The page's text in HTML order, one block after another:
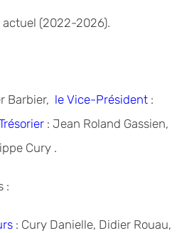
actuel (2022-2026).
Barbier, le Vice-Président :
: Jean Roland Gassien,
Cury .
:
: Cury Danielle, Didier Rouau,